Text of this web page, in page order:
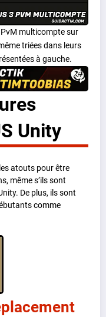
multicompte sur
triées dans leurs
à gauche.
Unity
atouts pour être
même s’ils sont
De plus, ils sont
comme